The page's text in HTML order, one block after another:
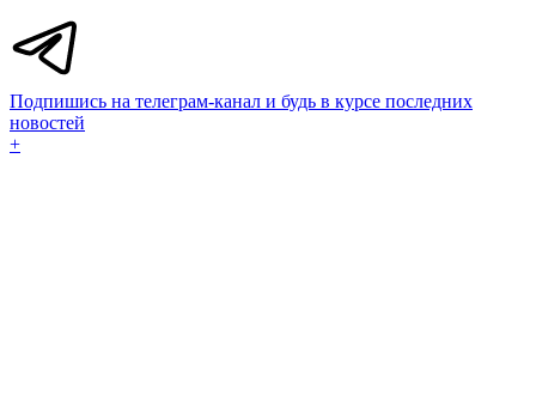
Подпишись на телеграм-канал и будь в курсе последних
новостей
+